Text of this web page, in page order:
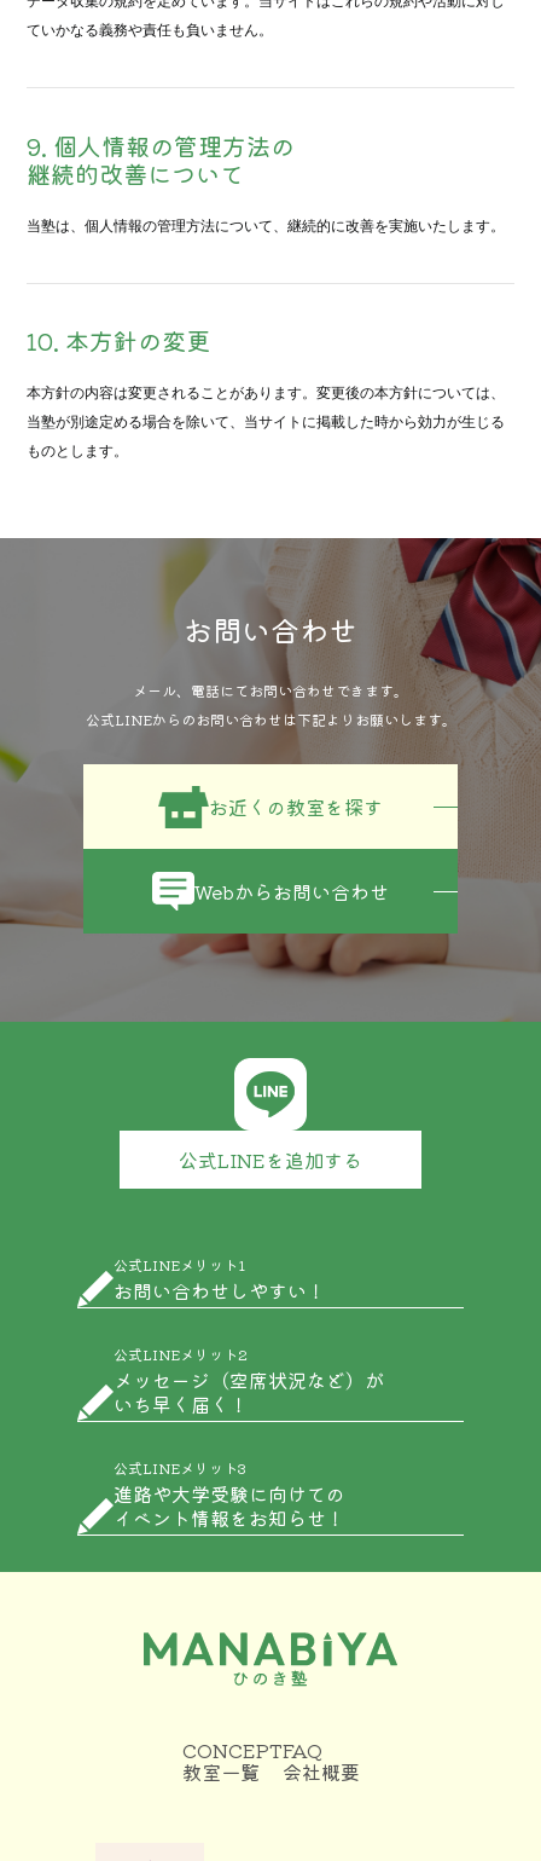
ていかなる義務や責任も負いません。
9. 個人情報の管理方法の
継続的改善について
当塾は、個人情報の管理方法について、継続的に改善を実施いたします。
10. 本方針の変更
本方針の内容は変更されることがあります。変更後の本方針については、
当塾が別途定める場合を除いて、当サイトに掲載した時から効力が生じる
ものとします。
お問い合わせ
メール、電話にてお問い合わせできます。
公式LINEからのお問い合わせは下記よりお願いします。
お近くの教室を探す
Webからお問い合わせ
公式LINEを追加する
公式LINEメリット1
お問い合わせしやすい！
公式LINEメリット2
メッセージ（空席状況など）が
いち早く届く！
公式LINEメリット3
進路や大学受験に向けての
イベント情報をお知らせ！
CONCEPT
教室一覧
FAQ
会社概要